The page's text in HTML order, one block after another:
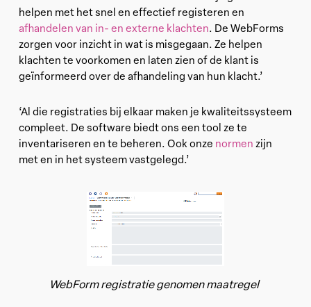
helpen met het snel en effectief registeren en
afhandelen van in- en externe klachten. De WebForms
zorgen voor inzicht in wat is misgegaan. Ze helpen
klachten te voorkomen en laten zien of de klant is
geïnformeerd over de afhandeling van hun klacht.’
‘Al die registraties bij elkaar maken je kwaliteitssysteem
compleet. De software biedt ons een tool ze te
inventariseren en te beheren. Ook onze normen zijn
met en in het systeem vastgelegd.’
WebForm registratie genomen maatregel